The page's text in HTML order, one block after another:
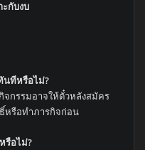
กับงบ
นทีหรือไม่?
จกรรมอาจให้ตั๋วหลังสมัคร
หรือทำภารกิจก่อน
รือไม่?